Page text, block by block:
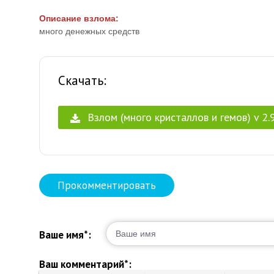
Описание взлома:
много денежных средств
Скачать:
Взлом (много кристаллов и гемов) v
Прокомментировать
Ваше имя*:
Ваш комментарий*: